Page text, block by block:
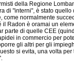
della Regione
di "interni", è stato
come normalmente
il Radon è oramai un
parte di quelle CEE
in commercio per
gli altri per gli
si evita, una volta